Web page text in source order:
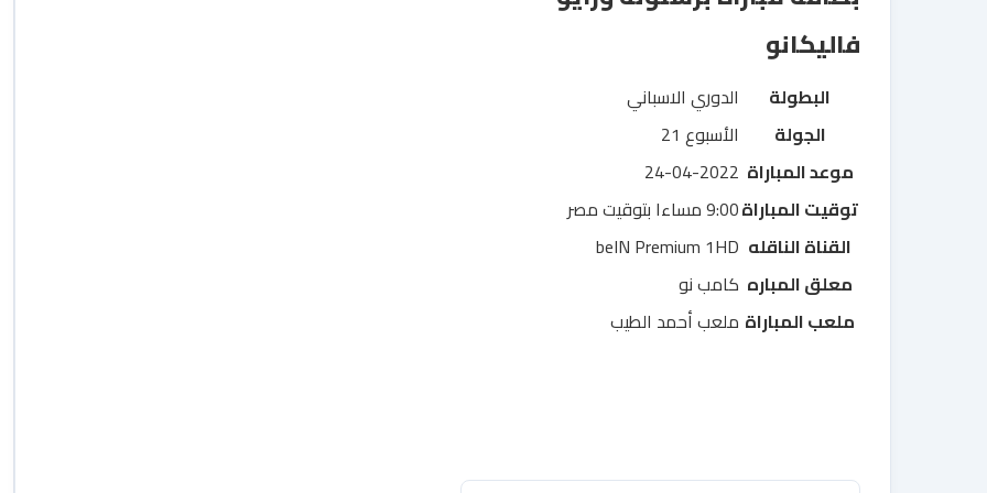
فاليكانو
البطولة
الدوري الاسباني
الجولة
الأسبوع 21
موعد المباراة 24-04-2022
توقيت المباراة9:00 مساءا بتوقيت مصر
القناة الناقله beIN Premium 1HD
معلق المباره كامب نو
ملعب المباراة ملعب أحمد الطيب